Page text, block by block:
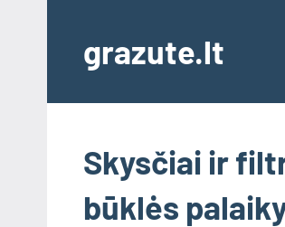
contentgrazute.lt
Skysčiai ir
būklės